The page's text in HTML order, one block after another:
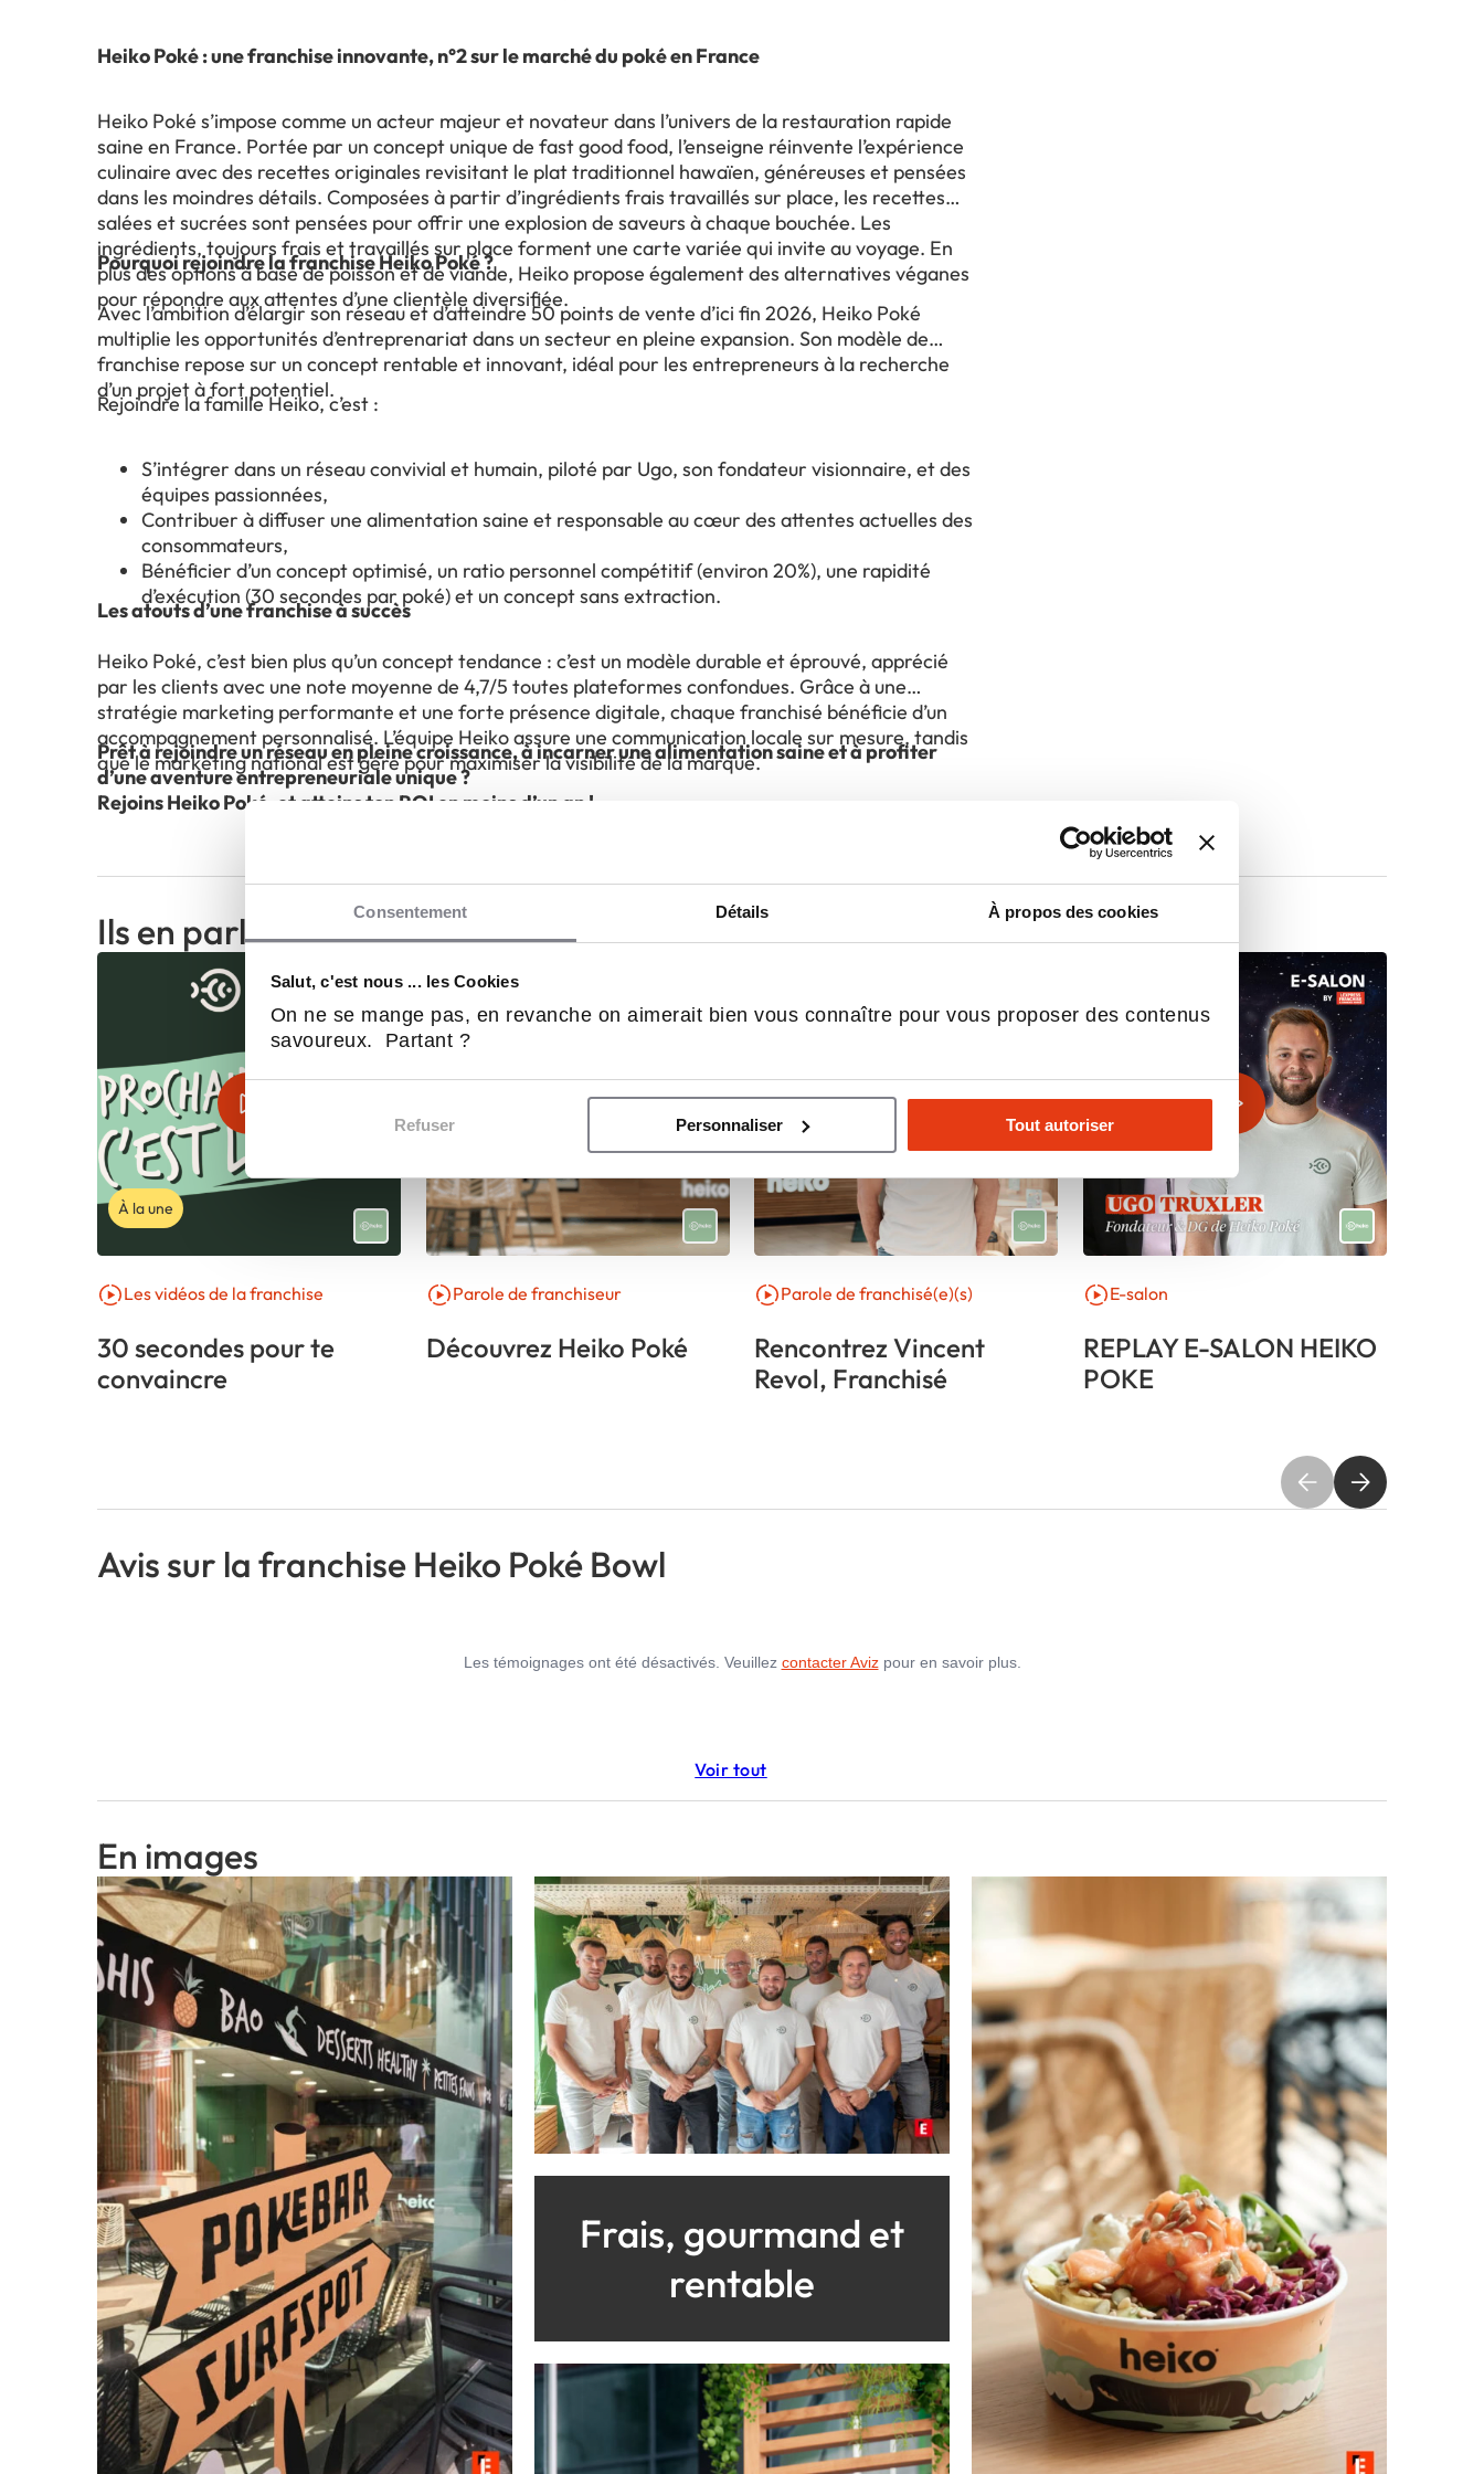
Consentement Détails À propos des cookies
Salut, c'est nous ... les Cookies
On ne se mange pas, en revanche on aimerait bien vous connaître pour vous proposer des contenus
savoureux. Partant ?
Refuser Personnaliser Tout autoriser
Heiko Poké : une franchise innovante, n°2 sur le marché du poké en France
Heiko Poké s’impose comme un acteur majeur et novateur dans l’univers de la restauration rapide
saine en France. Portée par un concept unique de fast good food, l’enseigne réinvente l’expérience
culinaire avec des recettes originales revisitant le plat traditionnel hawaïen, généreuses et pensées
dans les moindres détails. Composées à partir d’ingrédients frais travaillés sur place, les recettes
salées et sucrées sont pensées pour offrir une explosion de saveurs à chaque bouchée. Les
ingrédients, toujours frais et travaillés sur place forment une carte variée qui invite au voyage. En
plus des options à base de poisson et de viande, Heiko propose également des alternatives véganes
pour répondre aux attentes d’une clientèle diversifiée.
Pourquoi rejoindre la franchise Heiko Poké ?
Avec l’ambition d’élargir son réseau et d’atteindre 50 points de vente d’ici fin 2026, Heiko Poké
multiplie les opportunités d’entreprenariat dans un secteur en pleine expansion. Son modèle de
franchise repose sur un concept rentable et innovant, idéal pour les entrepreneurs à la recherche
d’un projet à fort potentiel.
Rejoindre la famille Heiko, c’est :
S’intégrer dans un réseau convivial et humain, piloté par Ugo, son fondateur visionnaire, et des
équipes passionnées,
Contribuer à diffuser une alimentation saine et responsable au cœur des attentes actuelles des
consommateurs,
Bénéficier d’un concept optimisé, un ratio personnel compétitif (environ 20%), une rapidité
d’exécution (30 secondes par poké) et un concept sans extraction.
Les atouts d’une franchise à succès
Heiko Poké, c’est bien plus qu’un concept tendance : c’est un modèle durable et éprouvé, apprécié
par les clients avec une note moyenne de 4,7/5 toutes plateformes confondues. Grâce à une
stratégie marketing performante et une forte présence digitale, chaque franchisé bénéficie d’un
accompagnement personnalisé. L’équipe Heiko assure une communication locale sur mesure, tandis
que le marketing national est géré pour maximiser la visibilité de la marque.
Prêt à rejoindre un réseau en pleine croissance, à incarner une alimentation saine et à profiter
d’une aventure entrepreneuriale unique ?
Rejoins Heiko Poké, et atteins ton ROI en moins d’un an !
Ils en parlent...
30 secondes pour te
convaincre
Les vidéos de la franchise
À la une
Découvrez Heiko Poké
Parole de franchiseur
Rencontrez Vincent
Revol, Franchisé
Parole de franchisé(e)(s)
REPLAY E-SALON HEIKO
POKE
E-salon
Avis sur la franchise Heiko Poké Bowl
Les témoignages ont été désactivés. Veuillez contacter Avizpour en savoir plus.
Voir tout
En images
Frais, gourmand et
rentable